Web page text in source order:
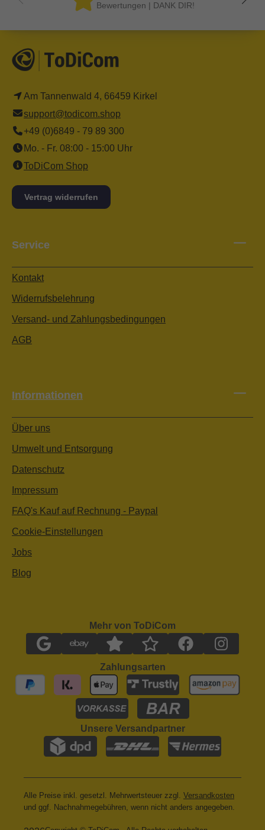
Bewertungen | DANK DIR!
Am Tannenwald 4, 66459 Kirkel
support@todicom.shop
+49 (0)6849 - 79 89 300
Mo. - Fr. 08:00 - 15:00 Uhr
ToDiCom Shop
Vertrag widerrufen
Service
Kontakt
Widerrufsbelehrung
Versand- und Zahlungsbedingungen
AGB
Informationen
Über uns
Umwelt und Entsorgung
Datenschutz
Impressum
FAQ's Kauf auf Rechnung - Paypal
Cookie-Einstellungen
Jobs
Blog
Mehr von ToDiCom
Zahlungsarten
Unsere Versandpartner
Alle Preise inkl. gesetzl. Mehrwertsteuer zzgl. Versandkosten
und ggf. Nachnahmegebühren, wenn nicht anders angegeben.